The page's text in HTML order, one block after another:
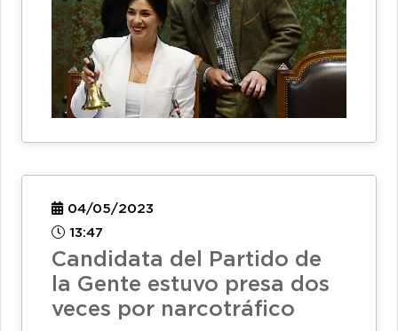
04/05/2023
13:47
Candidata del Partido de
la Gente estuvo presa dos
veces por narcotráfico